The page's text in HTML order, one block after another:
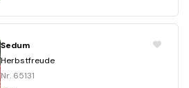
Sedum
Herbstfreude
Nr. 65131